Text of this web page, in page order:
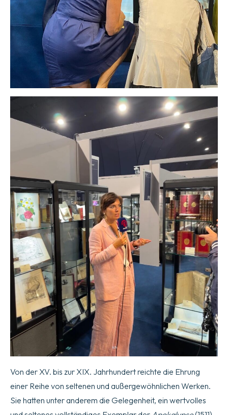
Von der XV. bis zur XIX. Jahrhundert reichte die Ehrung
einer Reihe von seltenen und außergewöhnlichen Werken.
Sie hatten unter anderem die Gelegenheit, ein wertvolles